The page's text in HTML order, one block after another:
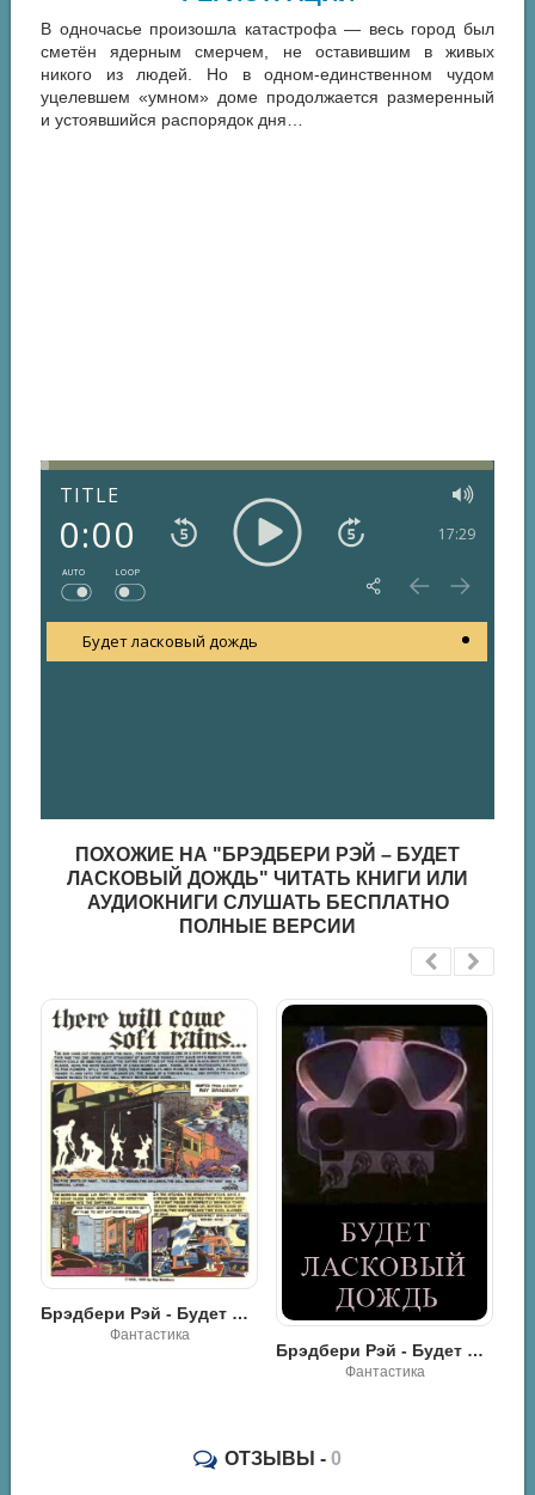
В одночасье произошла катастрофа — весь город был
сметён ядерным смерчем, не оставившим в живых
никого из людей. Но в одном-единственном чудом
уцелевшем «умном» доме продолжается размеренный
и устоявшийся распорядок дня…
TITLE
0:00 17:29
AUTO LOOP
Будет ласковый дождь
ПОХОЖИЕ НА "БРЭДБЕРИ РЭЙ – БУДЕТ
ЛАСКОВЫЙ ДОЖДЬ" ЧИТАТЬ КНИГИ ИЛИ
АУДИОКНИГИ СЛУШАТЬ БЕСПЛАТНО
ПОЛНЫЕ ВЕРСИИ
Брэдбери Рэй - Будет ласковый дождь
Брэдбери Рэй - Будет ласковый дождь
Фантастика
ОТЗЫВЫ - 0